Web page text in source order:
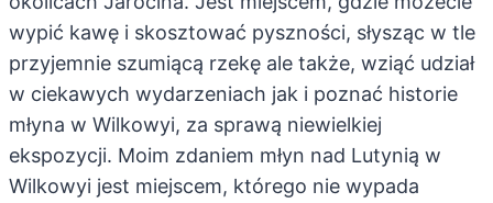
wypić kawę i skosztować pyszności, słysząc w tle
przyjemnie szumiącą rzekę ale także, wziąć udział
w ciekawych wydarzeniach jak i poznać historie
młyna w Wilkowyi, za sprawą niewielkiej
ekspozycji. Moim zdaniem młyn nad Lutynią w
Wilkowyi jest miejscem, którego nie wypada